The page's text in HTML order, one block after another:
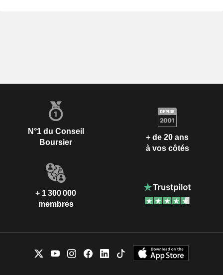
N°1 du Conseil
Boursier
+ de 20 ans
à vos côtés
+ 1 300 000
membres